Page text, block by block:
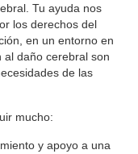
Tu ayuda nos
los derechos del
en un entorno en
al daño cerebral son
de las
mucho:
y apoyo a una